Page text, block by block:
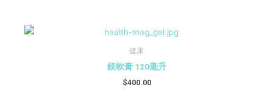
健康
鎂軟膏 120毫升
$400.00